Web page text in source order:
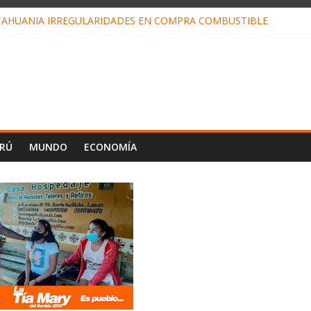
IRREGULARIDADES EN COMPRA COMBUSTIBLE
MUNDO ECONOMÍA